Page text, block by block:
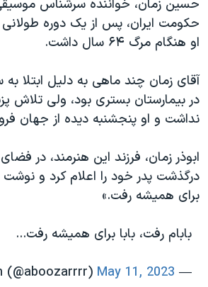
آرشیو پخش زنده
مجموعه مستندهای دادخواهی
تریبونال مردمی آبان ۹۸
چهل سال گروگان‌گیری
قانون شفافیت دارائی کادر رهبری ایران
اسرائیل در جنگ
نرگس محمدی برنده جایزه نوبل صلح
صفحه‌های ویژه
حسین زمان، خواننده سرشناس
حکومت ایران، پس از یک دوره
او هنگام مرگ ۶۴ سال داشت.
آقای زمان چند ماهی به دلیل ابتلا
در بیمارستان بستری بود، ولی تلاش
نداشت و او پنجشنبه دیده از جهان
ابوذر زمان، فرزند این هنرمند، در
درگذشت پدر خود را اعلام کرد و نوشت
برای همیشه رفت.»
بابام رفت، بابا برای همیشه رفت...
— Aboozar Zaman (@aboozarrrr)
May 11, 2023